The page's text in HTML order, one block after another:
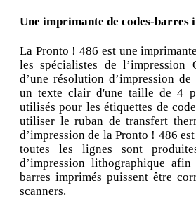
Une imprimante de codes-barres
La Pronto ! 486 est une
les spécialistes de l’impression
d’une résolution d’impression
un texte clair d'une taille de 4
utilisés pour les étiquettes de
utiliser le ruban de transfert
d’impression de la Pronto ! 486
toutes les lignes sont
d’impression lithographique
barres imprimés puissent être
scanners.